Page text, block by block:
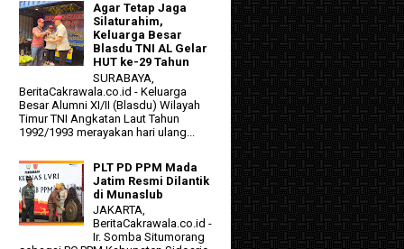
Agar Tetap Jaga
Silaturahim,
Keluarga Besar
Blasdu TNI AL Gelar
HUT ke-29 Tahun
SURABAYA,
BeritaCakrawala.co.id - Keluarga
Besar Alumni XI/II (Blasdu) Wilayah
Timur TNI Angkatan Laut Tahun
1992/1993 merayakan hari ulang...
PLT PD PPM Mada
Jatim Resmi Dilantik
di Munaslub
JAKARTA,
BeritaCakrawala.co.id -
Ir. Somba Situmorang